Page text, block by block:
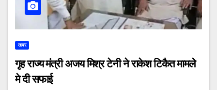
खबर
गृह राज्य मंत्री अजय मिश्र टेनी ने राकेश टिकैत मामले
मे दी सफाई